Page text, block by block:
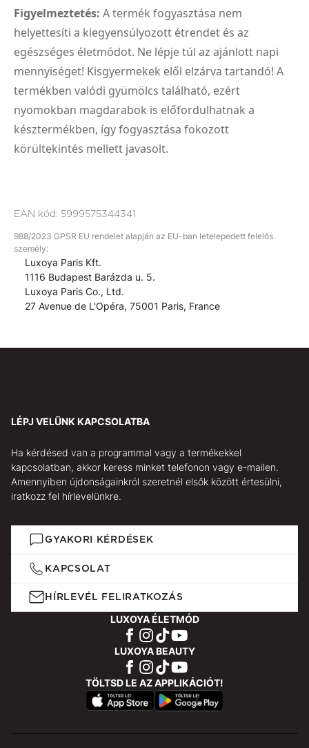
Figyelmeztetés: A termék fogyasztása nem
helyettesíti a kiegyensúlyozott étrendet és az
egészséges életmódot. Ne lépje túl az ajánlott napi
mennyiséget! Kisgyermekek elől elzárva tartandó! A
termékben valódi gyümölcs található, ezért
nyomokban magdarabok is előfordulhatnak a
késztermékben, így fogyasztása fokozott
körültekintés mellett javasolt.
EAN kód: 5999575344341
988/2023 GPSR EU rendelet alapján az EU-ban letelepedett felelős
személy:
Luxoya Paris Kft.
1116 Budapest Barázda u. 5.
Luxoya Paris Co., Ltd.
27 Avenue de L'Opéra, 75001 Paris, France
LÉPJ VELÜNK KAPCSOLATBA
Ha kérdésed van a programmal vagy a termékekkel
kapcsolatban, akkor keress minket telefonon vagy e-mailen.
Amennyiben újdonságainkról szeretnél elsők között értesülni,
iratkozz fel hírlevelünkre.
GYAKORI KÉRDÉSEK
KAPCSOLAT
HÍRLEVÉL FELIRATKOZÁS
LUXOYA ÉLETMÓD
LUXOYA BEAUTY
TÖLTSD LE AZ APPLIKÁCIÓT!